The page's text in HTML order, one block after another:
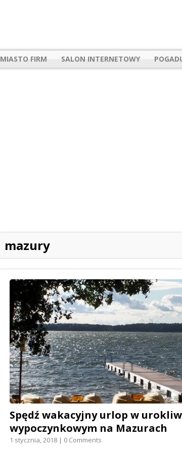
MIASTO FIRM SALON INTERNETOWY
mazury
Spędź wakacyjny urlop w
wypoczynkowym na Mazurach
1 stycznia, 2018 | 0 Comments